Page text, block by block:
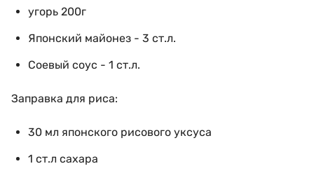
угорь 200г
Японский майонез - 3 ст.л.
Соевый соус - 1 ст.л.
Заправка для риса:
30 мл японского рисового уксуса
1 ст.л сахара